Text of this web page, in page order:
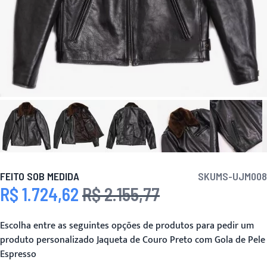
FEITO SOB MEDIDA SKUMS-UJM008
Preço Especial
R$ 1.724,62 Preço
R$ 2.155,77
Escolha entre as seguintes opções de produtos para pedir um
produto personalizado Jaqueta de Couro Preto com Gola de Pele
Espresso